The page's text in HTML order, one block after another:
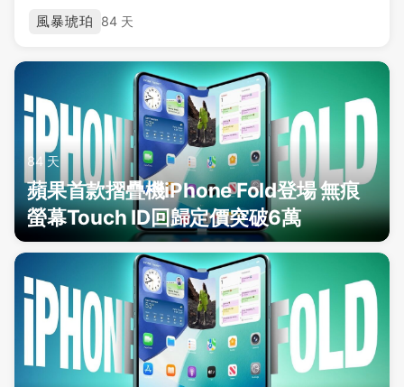
風暴琥珀 84 天
84 天
蘋果首款摺疊機iPhone Fold登場 無痕
螢幕Touch ID回歸定價突破6萬